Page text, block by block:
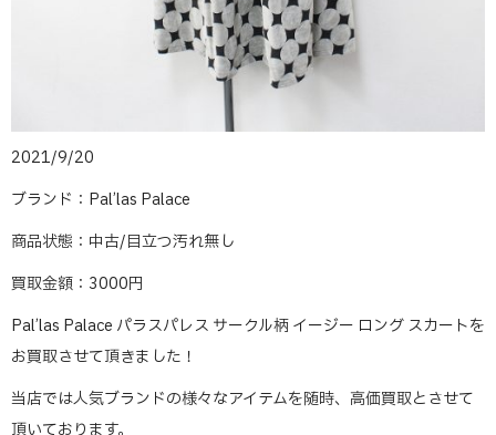
2021/9/20
ブランド：Pal’las Palace
商品状態：中古/目立つ汚れ無し
買取金額：3000円
Pal’las Palace パラスパレス サークル柄 イージー ロング スカートを
お買取させて頂きました！
当店では人気ブランドの様々なアイテムを随時、高価買取とさせて
頂いております。